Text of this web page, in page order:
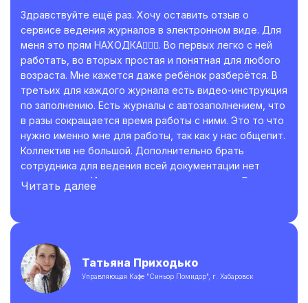
Здравствуйте ещё раз. Хочу оставить отзыв о
сервисе ведения журналов в электронном виде. Для
меня это прям НАХОДКА👍🏼😊. Во первых легко с ней
работать, во вторых простая и понятная для любого
возраста. Мне кажется даже ребёнок разберётся. В
третьих для каждого журнала есть видео-инструкция
по заполнению. Есть журналы с автозаполнением, что
в разы сокращается время работы с ними. Это то что
нужно именно мне для работы, так как у нас общепит.
Коллектив не большой. Дополнительно брать
сотрудника для ведения всей документации нет
возможности. И это приходится делать мне. Раньше
сейчас я прям выдохнула. Огромное спасибо во
первых что когда-то наткнулась на страницу Ольги
которая помогла с разработкой программы ХАССП и
обучение по ней и даже после помогает отвечая на
Читать далее
Татьяна Приходько
Управляющая Кафе "Синьор Помидор", г. Хабаровск